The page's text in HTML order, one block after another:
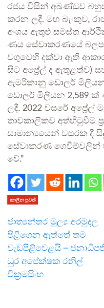
රජය විසින් අඛණ්ඩව
කරන ලදී. මහ බැංකුව,
අංශය ඇතුළු සමස්ත
ණය සේවාකරණයේ
වගුවෙහි දක්වා ඇති
සිට අප්‍රේල් ද ඇතුළත්ව)
ඇමරිකානු ඩොලර් මිලියන
ඩොලර් මිලියන 2,589
ලදී. 2022 වසරේ අප්‍රේල්
තාවකාලිකව අත්හිටුවීම
සාමාන්‍යයෙන් වසරක දී
සේවාකරණ ගෙවීම්වලින්
වේ.”
කාලීන පුවත්
ජාත්‍යන්තර මූල්‍ය අරමුදල
පිළිගෙන ඇත්තේ තම
වැඩපිළිවෙළයි –
ධුර අපේක්ෂක රනිල්
වික්‍රමසිංහ